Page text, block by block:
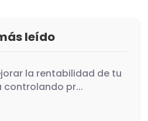
leído
la rentabilidad de tu
controlando pr...